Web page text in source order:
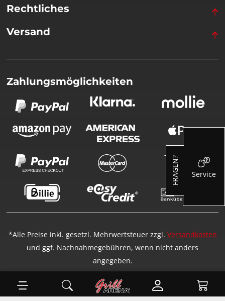
Rechtliches
Versand
Zahlungsmöglichkeiten
*Alle Preise inkl. gesetzl. Mehrwertsteuer zzgl. Versandkosten
und ggf. Nachnahmegebühren, wenn nicht anders
angegeben.
FRAGEN? Service